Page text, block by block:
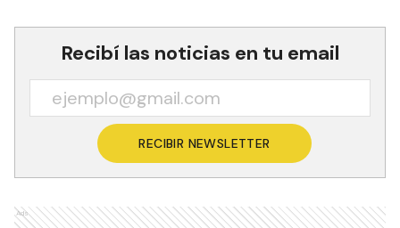
Recibí las noticias en tu email
RECIBIR NEWSLETTER
Ads